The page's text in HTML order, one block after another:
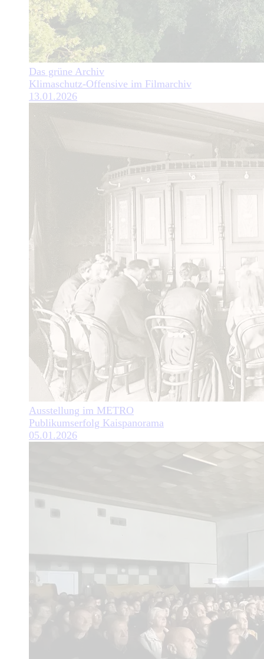
Das grüne Archiv
Klimaschutz-Offensive im Filmarchiv
13.01.2026
Ausstellung im METRO
Publikumserfolg Kaispanorama
05.01.2026